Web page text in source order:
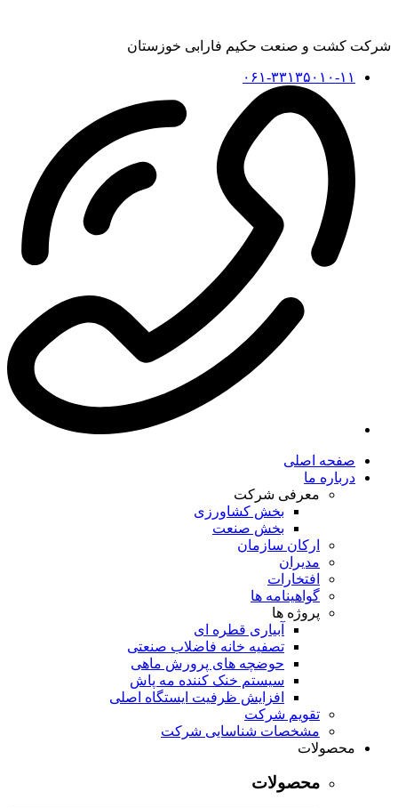
شرکت کشت و صنعت حکیم فارابی خوزستان
۰۶۱-۳۳۱۳۵۰۱۰-۱۱
صفحه اصلی
درباره ما
معرفی شرکت
بخش کشاورزی
بخش صنعت
ارکان سازمان
مدیران
افتخارات
گواهینامه ها
پروژه ها
آبیاری قطره ای
تصفیه خانه فاضلاب صنعتی
حوضچه های پرورش ماهی
سیستم خنک کننده مه پاش
افزایش ظرفیت ایستگاه اصلی
تقویم شرکت
مشخصات شناسایی شرکت
محصولات
محصولات